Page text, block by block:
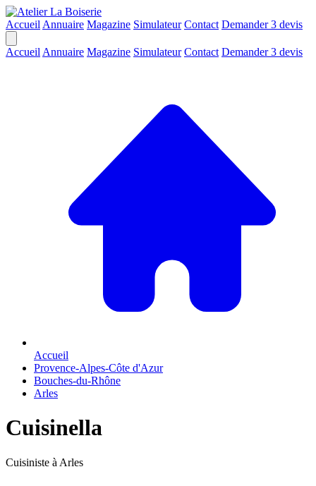
Accueil Annuaire Magazine Simulateur Contact Demander 3 devis
Accueil Annuaire Magazine Simulateur Contact Demander 3 devis
Accueil
Provence-Alpes-Côte d'Azur
Bouches-du-Rhône
Arles
Cuisinella
Cuisiniste à Arles